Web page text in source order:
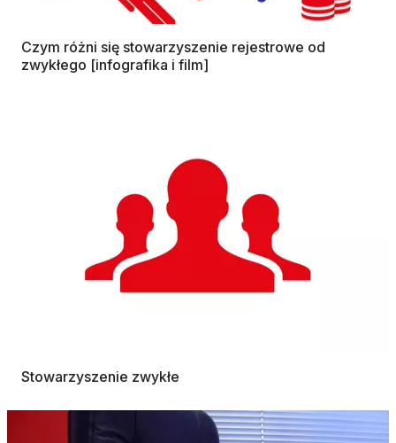
Czym różni się stowarzyszenie rejestrowe od
zwykłego [infografika i film]
Stowarzyszenie zwykłe